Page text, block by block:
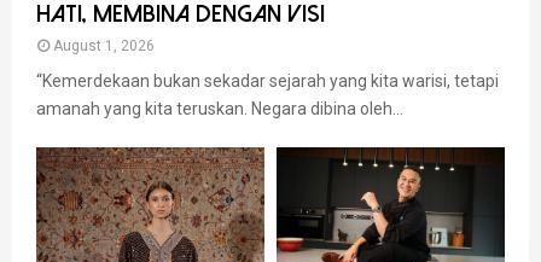
HATI, MEMBINA DENGAN VISI
August 1, 2026
“Kemerdekaan bukan sekadar sejarah yang kita warisi, tetapi
amanah yang kita teruskan. Negara dibina oleh...